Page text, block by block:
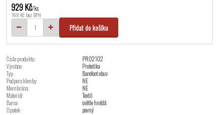
929 Kč/ks
768 Kč bez DPH
Přidat do košíku
Číslo produktu:
PRO2102
Výrobce:
Protetika
Typ:
Barefoot obuv
Podpora klenby:
NE
Membrána:
NE
Materiál:
Textil
Barva:
světle hnědá
Opatek:
pevný